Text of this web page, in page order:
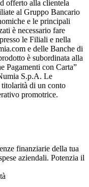
offerto alla clientela
al Gruppo Bancario
e le principali
è necessario fare
le Filiali e nella
e delle Banche di
è subordinata alla
Pagamenti con Carta”
S.p.A. Le
di un conto
promotrice.
finanziarie della tua
aziendali. Potenzia il